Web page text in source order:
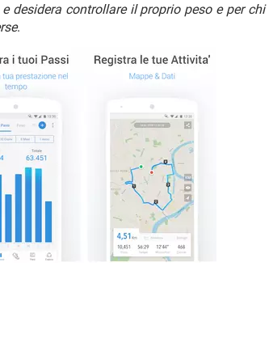
desidera controllare il proprio peso e per chi
.